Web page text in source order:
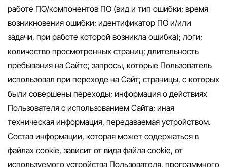
работе ПО/компонентов ПО (вид и тип ошибки; время
возникновения ошибки; идентификатор ПО и/или
задачи, при работе которой возникла ошибка); логи;
количество просмотренных страниц; длительность
пребывания на Сайте; запросы, которые Пользователь
использовал при переходе на Сайт; страницы, с которых
были совершены переходы; информация о действиях
Пользователя с использованием Сайта; иная
техническая информация, передаваемая устройством.
Состав информации, которая может содержаться в
файлах cookie, зависит от вида файла cookie, от
используемого устройства Пользователя, программного